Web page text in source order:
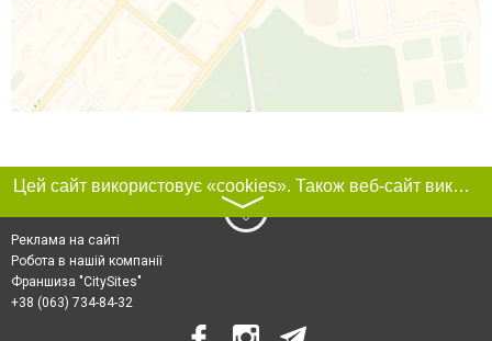
Цей сайт використовує «cookies». Також веб-сайт використовує інтернет-сервіс для збору технічних даних стосовно відвідувачів з метою отримання маркетингової та статистичної інформації. Умови обробки даних відвідувачів сайту див.
〉
Реклама на сайті
Робота в нашій компанії
Франшиза "CitySites"
+38 (063) 734-84-32